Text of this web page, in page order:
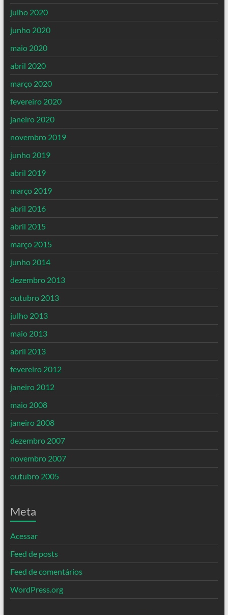
julho 2020
junho 2020
maio 2020
abril 2020
março 2020
fevereiro 2020
janeiro 2020
novembro 2019
junho 2019
abril 2019
março 2019
abril 2016
abril 2015
março 2015
junho 2014
dezembro 2013
outubro 2013
julho 2013
maio 2013
abril 2013
fevereiro 2012
janeiro 2012
maio 2008
janeiro 2008
dezembro 2007
novembro 2007
outubro 2005
Meta
Acessar
Feed de posts
Feed de comentários
WordPress.org